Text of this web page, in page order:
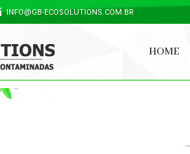
INFO@GB-ECOSOLUTIONS.COM.BR
HOME